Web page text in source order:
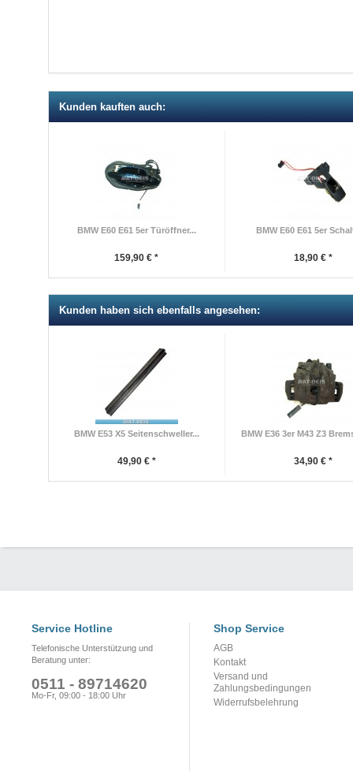
Kunden kauften auch:
BMW E60 E61 5er Türöffner...
159,90 € *
BMW E60 E61 5er
18,90 € *
Kunden haben sich ebenfalls angesehen:
BMW E53 X5 Seitenschweller...
49,90 € *
BMW E36 3er M43 Z3
34,90 € *
Service Hotline
Telefonische Unterstützung und
Beratung unter:
0511 - 89714620
Mo-Fr, 09:00 - 18:00 Uhr
Shop Service
AGB
Kontakt
Versand und
Zahlungsbedingungen
Widerrufsbelehrung